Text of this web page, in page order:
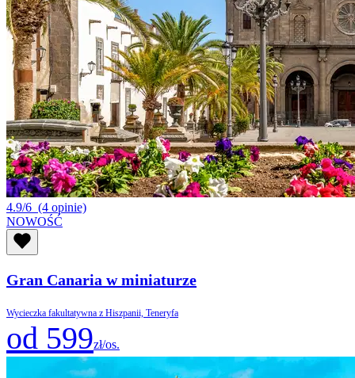
4.9/6 (4 opinie)
NOWOŚĆ
Gran Canaria w miniaturze
Wycieczka fakultatywna z Hiszpanii, Teneryfa
od 599zł/os.